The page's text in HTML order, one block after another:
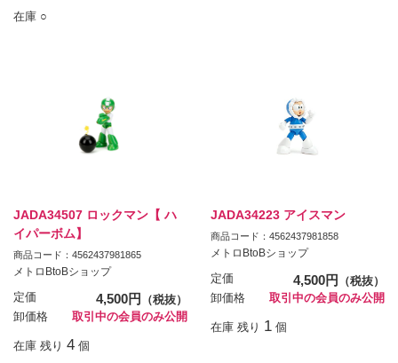
在庫 ○
JADA34507 ロックマン【 ハ
イパーボム】
商品コード：4562437981865
メトロBtoBショップ
定価 4,500円
（税抜）
卸価格
取引中の会員のみ公開
在庫 残り 4 個
JADA34223 アイスマン
商品コード：4562437981858
メトロBtoBショップ
定価 4,500円
（税抜）
卸価格
取引中の会員のみ公開
在庫 残り 1 個